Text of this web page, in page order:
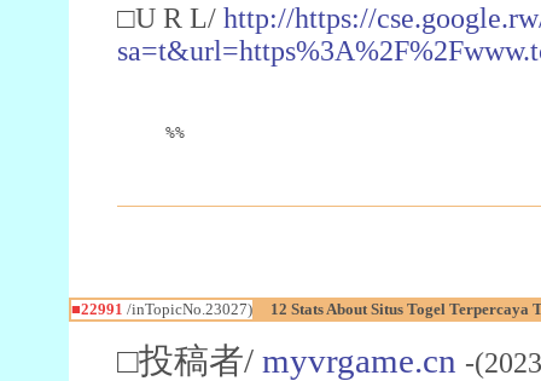
□U R L/ http://https://
%%
■22991 /inTopicNo.23027) 12 Stats About Situs Togel Terpercaya
□投稿者/ myvrgame.cn -